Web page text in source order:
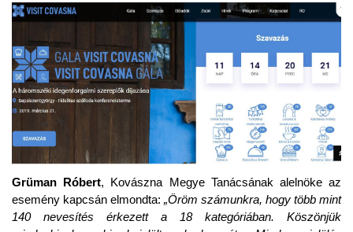
Grüman Róbert, Kovászna Megye Tanácsának alelnöke az
esemény kapcsán elmondta: „Öröm számunkra, hogy több mint
140nevesítés érkezett a 18 kategóriában. Köszönjük